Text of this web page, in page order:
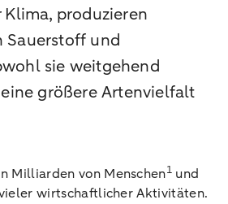
produzieren
Sauerstoff und
sie weitgehend
größere Artenvielfalt
Milliarden von Menschen1 und
wirtschaftlicher Aktivitäten.